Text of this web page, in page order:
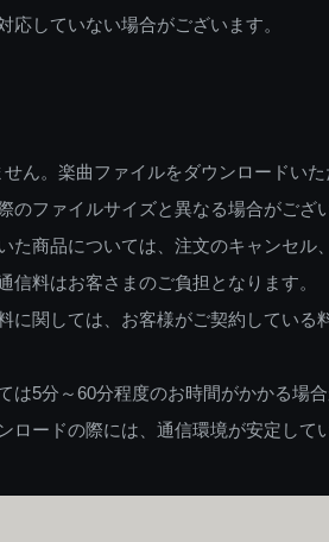
していない場合がございます。
ん。楽曲ファイルをダウンロードい
のファイルサイズと異なる場合がござ
た商品については、注文のキャンセル
信料はお客さまのご負担となります。
に関しては、お客様がご契約してい
は5分～60分程度のお時間がかかる場合
ードの際には、通信環境が安定して